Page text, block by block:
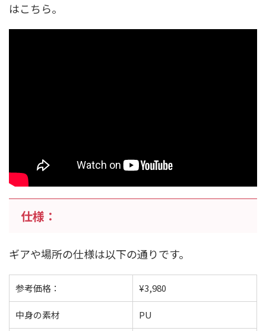
はこちら。
仕様：
ギアや場所の仕様は以下の通りです。
参考価格： ¥3,980
中身の素材 PU